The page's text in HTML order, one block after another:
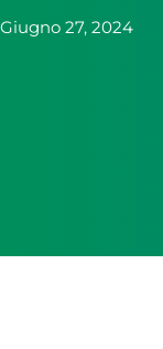
Giugno 27, 2024